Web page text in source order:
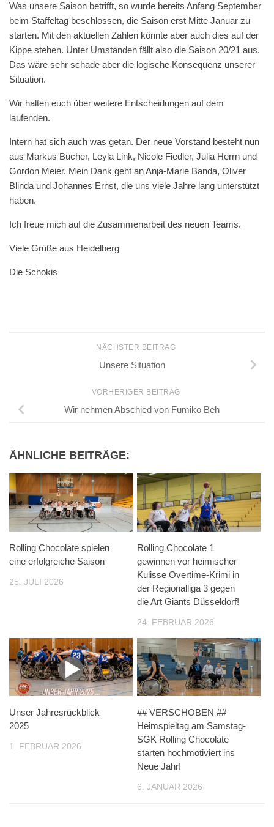
Was unsere Saison betrifft, so wurde bereits Anfang September
beim Staffeltag beschlossen, die Saison erst Mitte Januar zu
starten. Mit den aktuellen Zahlen könnte aber auch dies auf der
Kippe stehen. Unter Umständen fällt also die Saison 20/21 aus.
Das wäre sehr schade aber die logische Konsequenz unserer
Situation.
Wir halten euch über weitere Entscheidungen auf dem
laufenden.
Intern hat sich auch was getan. Der neue Vorstand besteht nun
aus Markus Bucher, Leyla Link, Nicole Fiedler, Julia Herrn und
Gordon Meier. Mein Dank geht an Anja-Marie Banda, Oliver
Blinda und Johannes Ernst, die uns viele Jahre lang unterstützt
haben.
Ich freue mich auf die Zusammenarbeit des neuen Teams.
Viele Grüße aus Heidelberg
Die Schokis
NÄCHSTER BEITRAG
Unsere Situation
VORHERIGER BEITRAG
Wir nehmen Abschied von Fumiko Beh
ÄHNLICHE BEITRÄGE:
Rolling Chocolate spielen
eine erfolgreiche Saison
25. JULI 2026
Rolling Chocolate 1
gewinnen vor heimischer
Kulisse Overtime-Krimi in
der Regionalliga 3 gegen
die Art Giants Düsseldorf!
24. FEBRUAR 2026
Unser Jahresrückblick
2025
1. FEBRUAR 2026
## VERSCHOBEN ##
Heimspieltag am Samstag-
SGK Rolling Chocolate
starten hochmotiviert ins
Neue Jahr!
6. JANUAR 2026